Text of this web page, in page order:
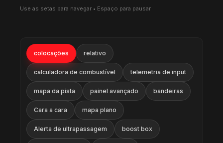
Use as setas para navegar • Espaço para pausar
colocações relativo
calculadora de combustível telemetria de input
mapa da pista painel avançado bandeiras
Cara a cara mapa plano
Alerta de ultrapassagem boost box